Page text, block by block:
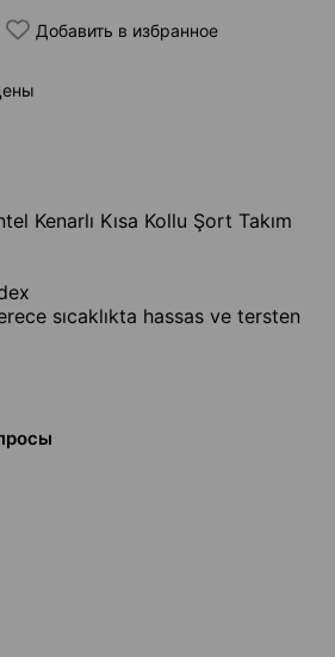
Добавить в избранное
Kenarlı Kısa Kollu Şort Takım
sıcaklıkta hassas ve tersten